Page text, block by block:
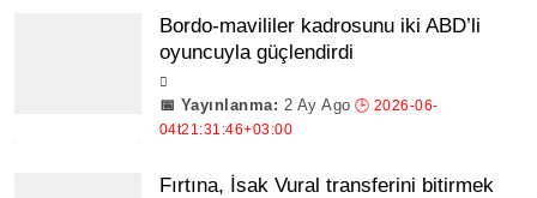
Bordo-mavililer kadrosunu iki ABD’li
oyuncuyla güçlendirdi
2 Ay Ago
Fırtına, İsak Vural transferini bitirmek